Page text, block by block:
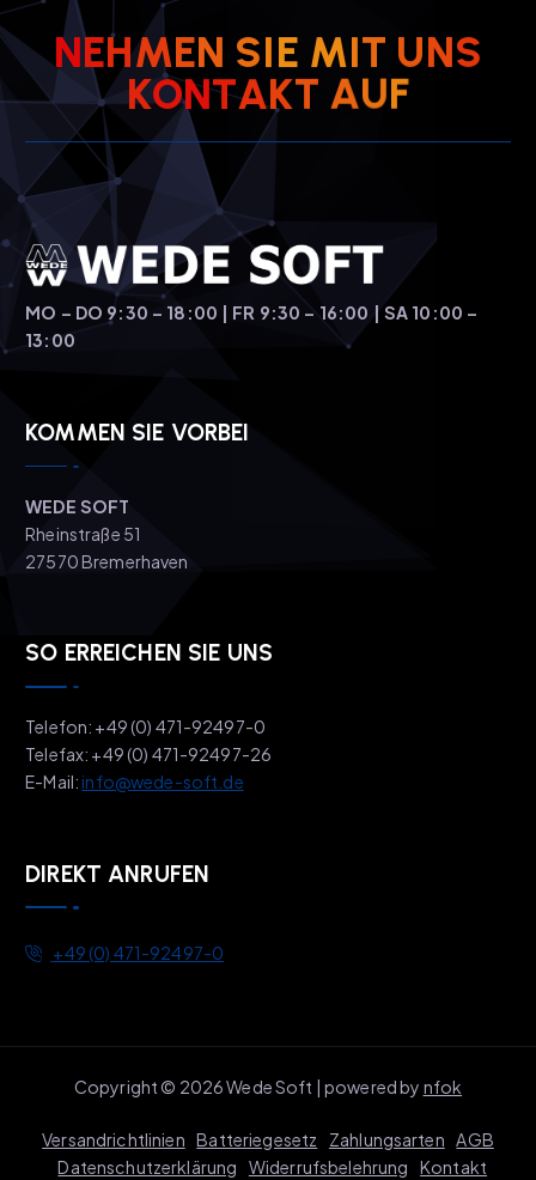
NEHMEN SIE MIT UNS
KONTAKT AUF
MO – DO 9:30 – 18:00 | FR 9:30 – 16:00 | SA 10:00 –
13:00
KOMMEN SIE VORBEI
WEDE SOFT
Rheinstraße 51
27570 Bremerhaven
SO ERREICHEN SIE UNS
Telefon: +49 (0) 471-92497-0
Telefax: +49 (0) 471-92497-26
E-Mail: info@wede-soft.de
DIREKT ANRUFEN
+49 (0) 471-92497-0
Copyright © 2026 Wede Soft | powered by nfok
Versandrichtlinien Batteriegesetz Zahlungsarten AGB
Datenschutzerklärung
Widerrufsbelehrung Kontakt